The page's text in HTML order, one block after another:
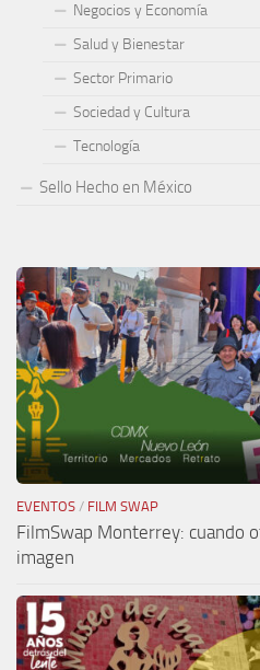
Negocios y Economía
Salud y Bienestar
Sector Primario
Sociedad y Cultura
Tecnología
Sello Hecho en México
EVENTOS / FILM SWAP
FilmSwap Monterrey: cuando
imagen